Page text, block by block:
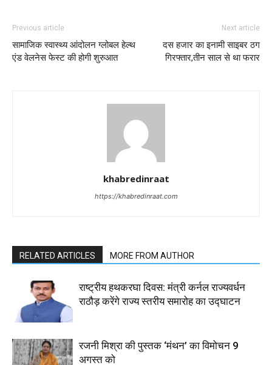
Previous article
सामाजिक स्वास्थ्य आंदोलन ग्लोबल हेल्थ
एंड वेलनेस फेस्ट की होगी शुरुआत
Next article
दस हजार का इनामी साइबर ठग
गिरफ्तार,तीन साल से था फरार
khabredinraat
https://khabredinraat.com
RELATED ARTICLES MORE FROM AUTHOR
राष्ट्रीय हथकरघा दिवस: मंत्री कर्नल राज्यवर्धन
राठौड़ करेंगे राज्य स्तरीय समारोह का उद्घाटन
रजनी मिश्रा की पुस्तक ‘मंथन’ का विमोचन 9
अगस्त को